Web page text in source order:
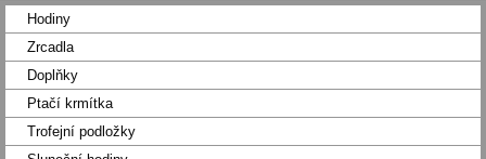
Hodiny
Zrcadla
Doplňky
Ptačí krmítka
Trofejní podložky